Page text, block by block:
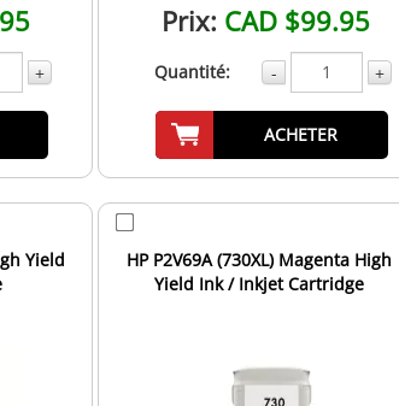
+
Prix: CAD $99.95
Quantité: - +
ACHETER
Yield
HP P2V69A (730XL) Magenta High
Yield Ink / Inkjet Cartridge